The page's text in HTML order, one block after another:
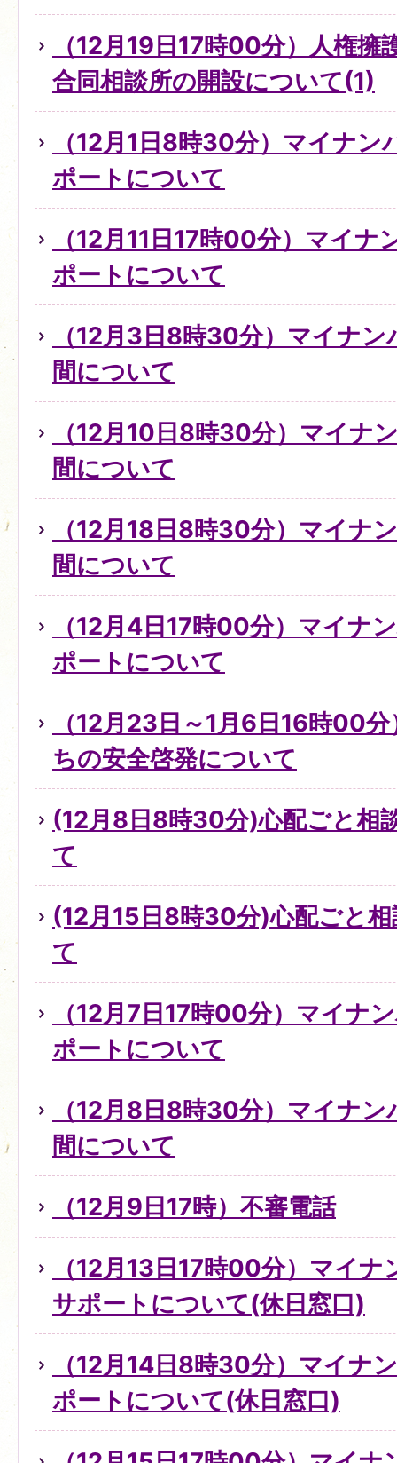
（12月19日17時00分）人権擁
合同相談所の開設について(1)
（12月1日8時30分）マイナン
ポートについて
（12月11日17時00分）マイ
ポートについて
（12月3日8時30分）マイナ
間について
（12月10日8時30分）マイナ
間について
（12月18日8時30分）マイナ
間について
（12月4日17時00分）マイナ
ポートについて
（12月23日～1月6日16時00
ちの安全啓発について
(12月8日8時30分)心配ごと相
て
(12月15日8時30分)心配ごと
て
（12月7日17時00分）マイナ
ポートについて
（12月8日8時30分）マイナ
間について
（12月9日17時）不審電話
（12月13日17時00分）マイ
サポートについて(休日窓口)
（12月14日8時30分）マイナ
ポートについて(休日窓口)